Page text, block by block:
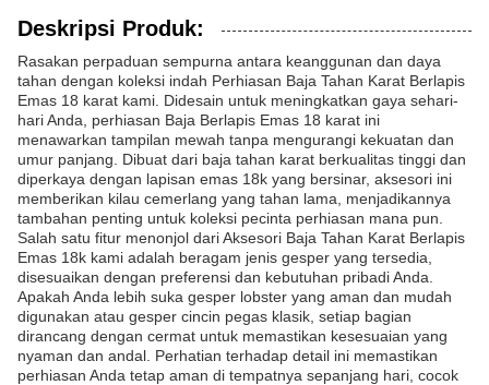
Deskripsi Produk:
Rasakan perpaduan sempurna antara keanggunan dan daya
tahan dengan koleksi indah Perhiasan Baja Tahan Karat Berlapis
Emas 18 karat kami. Didesain untuk meningkatkan gaya sehari-
hari Anda, perhiasan Baja Berlapis Emas 18 karat ini
menawarkan tampilan mewah tanpa mengurangi kekuatan dan
umur panjang. Dibuat dari baja tahan karat berkualitas tinggi dan
diperkaya dengan lapisan emas 18k yang bersinar, aksesori ini
memberikan kilau cemerlang yang tahan lama, menjadikannya
tambahan penting untuk koleksi pecinta perhiasan mana pun.
Salah satu fitur menonjol dari Aksesori Baja Tahan Karat Berlapis
Emas 18k kami adalah beragam jenis gesper yang tersedia,
disesuaikan dengan preferensi dan kebutuhan pribadi Anda.
Apakah Anda lebih suka gesper lobster yang aman dan mudah
digunakan atau gesper cincin pegas klasik, setiap bagian
dirancang dengan cermat untuk memastikan kesesuaian yang
nyaman dan andal. Perhatian terhadap detail ini memastikan
perhiasan Anda tetap aman di tempatnya sepanjang hari, cocok